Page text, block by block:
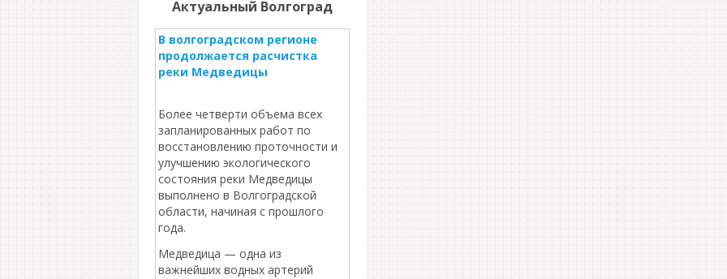
Актуальный Волгоград
В волгоградском регионе
продолжается расчистка
реки Медведицы
Более четверти объема всех
запланированных работ по
восстановлению проточности и
улучшению экологического
состояния реки Медведицы
выполнено в Волгоградской
области, начиная с прошлого
года.
Медведица — одна из
важнейших водных артерий